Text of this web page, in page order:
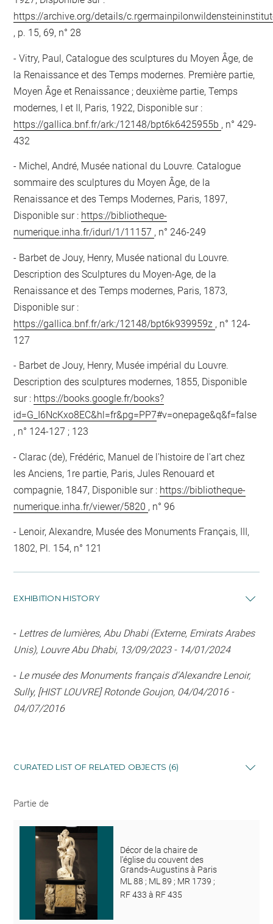
https://archive.org/details/
, p. 15, 69, n° 28
Vitry, Paul, Catalogue des sculptures du Moyen Âge, de
la Renaissance et des Temps modernes. Première partie,
Moyen Âge et Renaissance ; deuxième partie, Temps
modernes, I et II, Paris, 1922, Disponible sur :
https://gallica.bnf.fr/ark:/12148/bpt6k6425955b , n° 429-
432
Michel, André, Musée national du Louvre. Catalogue
sommaire des sculptures du Moyen Âge, de la
Renaissance et des Temps Modernes, Paris, 1897,
Disponible sur : https://bibliotheque-
numerique.inha.fr/idurl/1/11157 , n° 246-249
Barbet de Jouy, Henry, Musée national du Louvre.
Description des Sculptures du Moyen-Age, de la
Renaissance et des Temps modernes, Paris, 1873,
Disponible sur :
https://gallica.bnf.fr/ark:/12148/bpt6k939959z , n° 124-
127
Barbet de Jouy, Henry, Musée impérial du Louvre.
Description des sculptures modernes, 1855, Disponible
sur : https://books.google.fr/books?
id=G_I6NcKxo8EC&hl=fr&pg=PP7#v=onepage&q&f=false
, n° 124-127 ; 123
Clarac (de), Frédéric, Manuel de l'histoire de l'art chez
les Anciens, 1re partie, Paris, Jules Renouard et
compagnie, 1847, Disponible sur : https://bibliotheque-
numerique.inha.fr/viewer/5820 , n° 96
Lenoir, Alexandre, Musée des Monuments Français, III,
1802, Pl. 154, n° 121
EXHIBITION HISTORY
- Lettres de lumières, Abu Dhabi (Externe, Emirats Arabes
Unis), Louvre Abu Dhabi, 13/09/2023 - 14/01/2024
- Le musée des Monuments français d'Alexandre Lenoir,
Sully, [HIST LOUVRE] Rotonde Goujon, 04/04/2016 -
04/07/2016
CURATED LIST OF RELATED OBJECTS (6)
Partie de
Décor de la chaire de
l'église du couvent des
Grands-Augustins à Paris
ML 88 ; ML 89 ; MR 1739 ;
RF 433 à RF 435